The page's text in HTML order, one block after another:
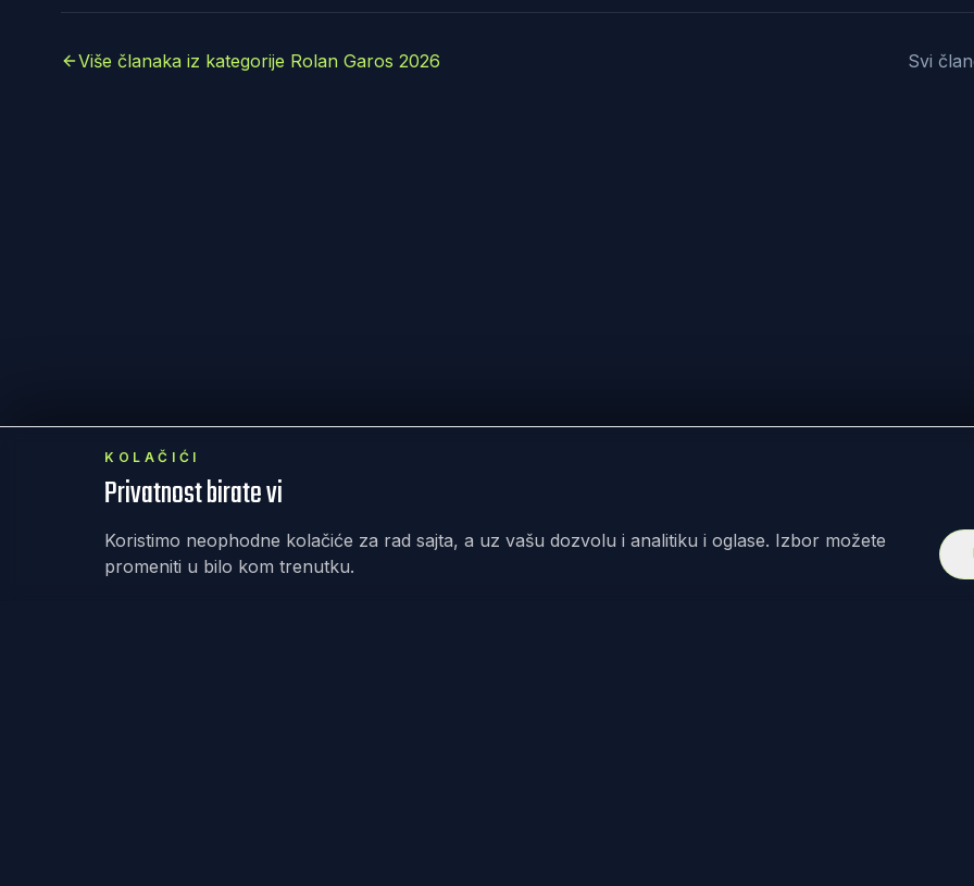
Više članaka iz kategorije Rolan Garos 2026 Svi
KOLAČIĆI
Privatnost birate vi
Koristimo neophodne kolačiće za rad sajta, a uz vašu dozvolu i analitiku i oglase. Izbor možete
promeniti u bilo kom trenutku.